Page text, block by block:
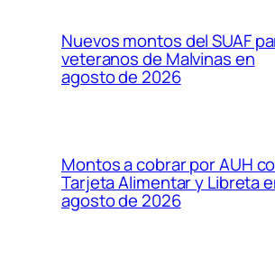
Nuevos montos del SUAF
veteranos de Malvinas en
agosto de 2026
Montos a cobrar por AUH
Tarjeta Alimentar y Libreta
agosto de 2026